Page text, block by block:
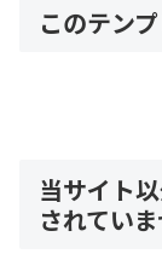
このテン
当サイト
されていま